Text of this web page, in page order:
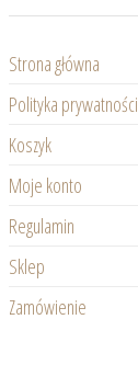
Strona główna
Polityka prywatności
Koszyk
Moje konto
Regulamin
Sklep
Zamówienie